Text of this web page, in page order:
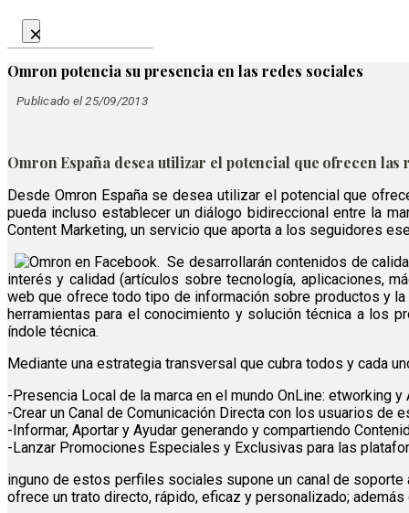
×
Omron potencia su presencia en las redes sociales
Publicado el 25/09/2013
Omron España desea utilizar el potencial que ofrecen
Desde Omron España se desea utilizar el potencial que
pueda incluso establecer un diálogo bidireccional entre la
Content Marketing, un servicio que aporta a los seguidores
Se desarrollarán contenidos de
interés y calidad (artículos sobre tecnología, aplicaciones,
web que ofrece todo tipo de información sobre productos y
herramientas para el conocimiento y solución técnica a los
índole técnica.
Mediante una estrategia transversal que cubra todos y cada
-Presencia Local de la marca en el mundo OnLine: etworking y
-Crear un Canal de Comunicación Directa con los usuarios de
-Informar, Aportar y Ayudar generando y compartiendo
-Lanzar Promociones Especiales y Exclusivas para las
inguno de estos perfiles sociales supone un canal de
ofrece un trato directo, rápido, eficaz y personalizado;